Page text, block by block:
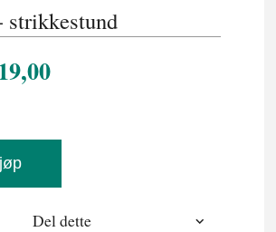
strikkestund
Del dette